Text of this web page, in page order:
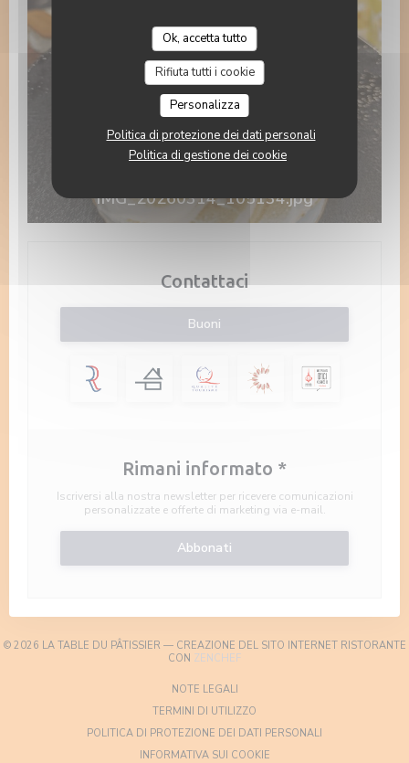
Ok, accetta tutto
Rifiuta tutti i cookie
Personalizza
Politica di protezione dei dati personali
Politica di gestione dei cookie
IMG_20260314_105134.jpg
Contattaci
Buoni
Rimani informato *
Iscriversi alla nostra newsletter per ricevere comunicazioni
personalizzate e offerte di marketing via e-mail.
Abbonati
© 2026 LA TABLE DU PÂTISSIER — CREAZIONE DEL SITO INTERNET RISTORANTE
CON ZENCHEF((APRE UNA NUOVA FINESTRA))
NOTE LEGALI((APRE UNA NUOVA FINESTRA))
TERMINI DI UTILIZZO
POLITICA DI PROTEZIONE DEI DATI PERSONALI
INFORMATIVA SUI COOKIE((APRE UNA NUOVA